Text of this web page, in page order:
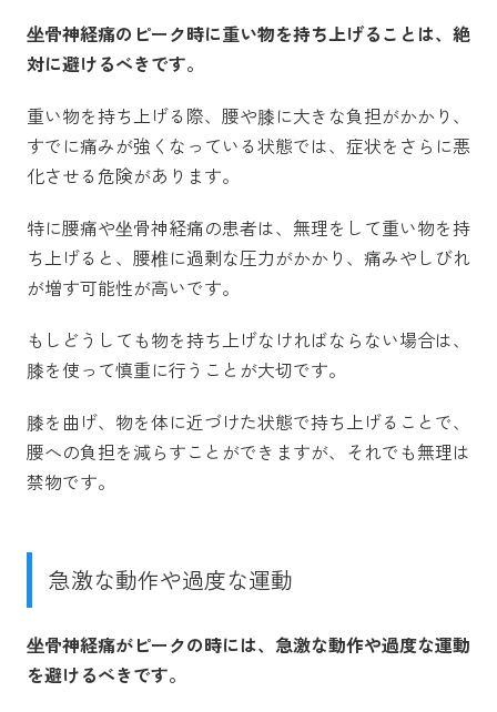
坐骨神経痛のピーク時に重い物を持ち上げることは、絶
対に避けるべきです。
重い物を持ち上げる際、腰や膝に大きな負担がかかり、
すでに痛みが強くなっている状態では、症状をさらに悪
化させる危険があります。
特に腰痛や坐骨神経痛の患者は、無理をして重い物を持
ち上げると、腰椎に過剰な圧力がかかり、痛みやしびれ
が増す可能性が高いです。
もしどうしても物を持ち上げなければならない場合は、
膝を使って慎重に行うことが大切です。
膝を曲げ、物を体に近づけた状態で持ち上げることで、
腰への負担を減らすことができますが、それでも無理は
禁物です。
急激な動作や過度な運動
坐骨神経痛がピークの時には、急激な動作や過度な運動
を避けるべきです。